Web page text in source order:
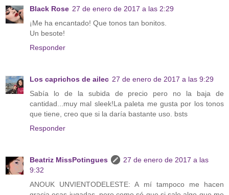
Black Rose 27 de enero de 2017 a las 2:29
¡Me ha encantado! Que tonos tan bonitos.
Un besote!
Responder
Los caprichos de ailec 27 de enero de 2017 a las 9:29
Sabía lo de la subida de precio pero no la baja de
cantidad...muy mal sleek!La paleta me gusta por los tonos
que tiene, creo que si la daría bastante uso. bsts
Responder
Beatriz MissPotingues
27 de enero de 2017 a las
9:32
ANOUK UNVIENTODELESTE: A mí tampoco me hacen